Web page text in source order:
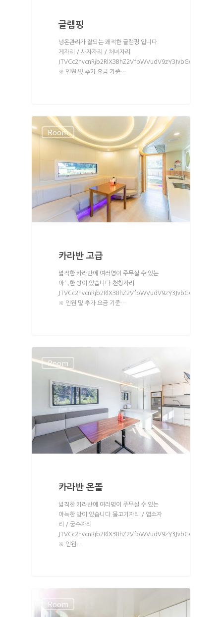
글램핑
냉온관리가 잘되는 쾌적한 글램핑 입니다.
게자리 / 사자자리 / 처녀자리
※ 인원 및 추가 요금 기준…
Room
카라반 고급
넓직한 카라반에 여러명이 주무실 수 있는
아늑한 방이 있습니다.천칭자리
※ 인원 및 추가 요금 기준…
Room
카라반 온돌
넓직한 카라반에 여러명이 주무실 수 있는
아늑한 방이 있습니다.물고기자리 / 염소자
리 / 궁수자리
※ 인원…
Room
HOME
외부풍경
배치도
카라반 침대
카라반 온돌
카라반 고급
글램핑
돔하우스
통나무집
FACILITY
RESERVATION
예약안내
실시간예약
TRAVEL